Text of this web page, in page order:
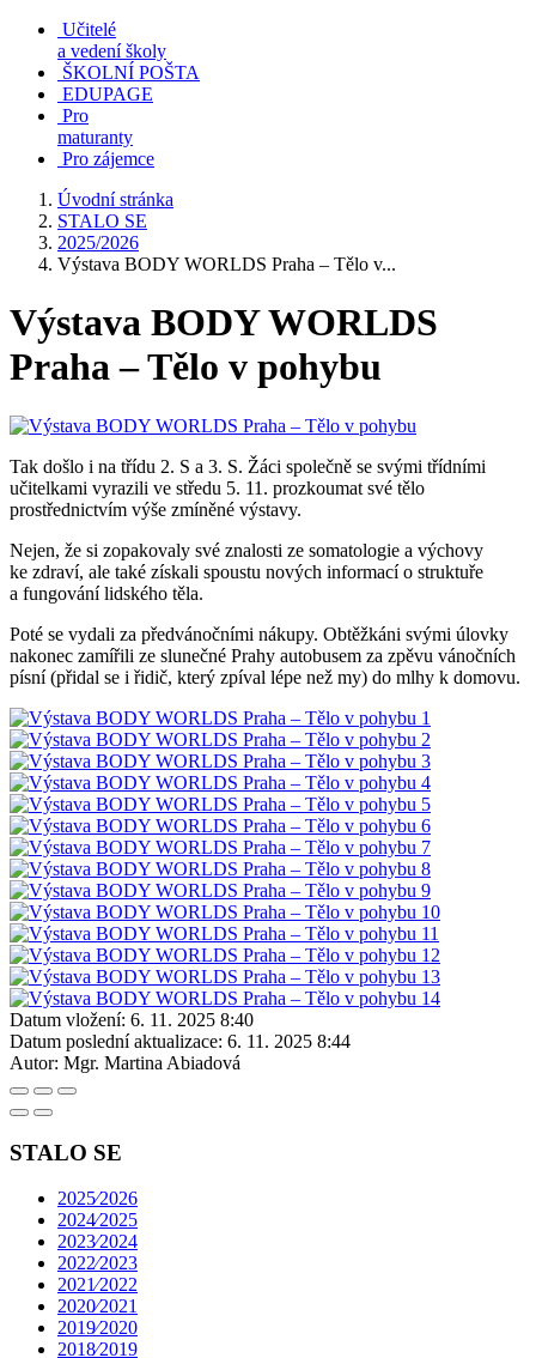
Učitelé
a vedení školy
ŠKOLNÍ POŠTA
EDUPAGE
Pro
maturanty
Pro zájemce
Úvodní stránka
STALO SE
2025/2026
Výstava BODY WORLDS Praha – Tělo v...
Výstava BODY WORLDS
Praha – Tělo v pohybu
Tak došlo i na třídu 2. S a 3. S. Žáci společně se svými třídními
učitelkami vyrazili ve středu 5. 11. prozkoumat své tělo
prostřednictvím výše zmíněné výstavy.
Nejen, že si zopakovaly své znalosti ze somatologie a výchovy
ke zdraví, ale také získali spoustu nových informací o struktuře
a fungování lidského těla.
Poté se vydali za předvánočními nákupy. Obtěžkáni svými úlovky
nakonec zamířili ze slunečné Prahy autobusem za zpěvu vánočních
písní (přidal se i řidič, který zpíval lépe než my) do mlhy k domovu.
Datum vložení: 6. 11. 2025 8:40
Datum poslední aktualizace: 6. 11. 2025 8:44
Autor: Mgr. Martina Abiadová
STALO SE
2025⁄2026
2024⁄2025
2023⁄2024
2022⁄2023
2021⁄2022
2020⁄2021
2019⁄2020
2018⁄2019